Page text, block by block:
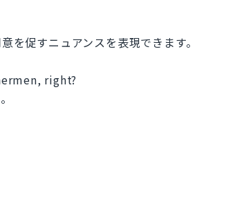
促すニュアンスを表現できます。
right?